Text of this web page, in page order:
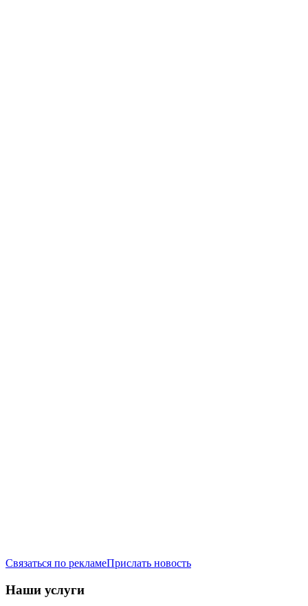
Связаться по рекламеПрислать новость
Наши услуги